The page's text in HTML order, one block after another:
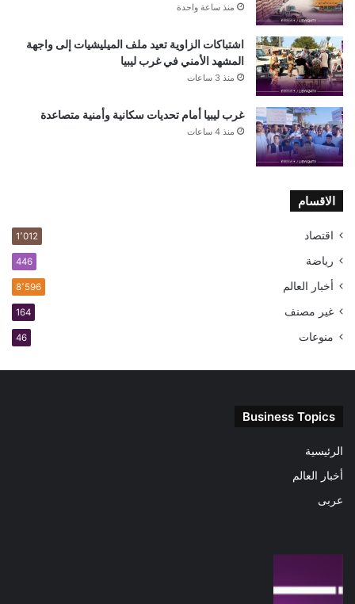
منذ ساعة واحدة
اشتباكات الزاوية تعيد ملف الميليشيات إلى واجهة
المشهد الأمني في غرب ليبيا
منذ 3 ساعات
غرب ليبيا أمام تحديات سكانية وأمنية متصاعدة
منذ 4 ساعات
الاقسام
اقتصاد 1٬012
رياضة 446
أخبار العالم 8٬596
غير مصنف 164
منوعات 46
Business Topics
الرئيسية
أخبار العالم
عربى